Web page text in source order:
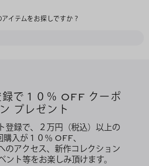
アイテムをお探しですか？
で１０％ OFF クーポ
ン プレゼント
登録で、２万円（税込）以上の
購入が１０％ OFF、
のアクセス、新作コレクション
ント等をお楽しみ頂けます。